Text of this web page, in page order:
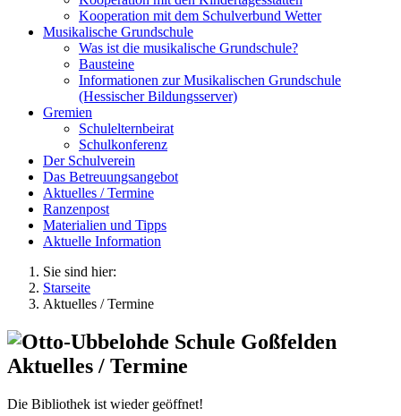
Kooperation mit dem Schulverbund Wetter
Musikalische Grundschule
Was ist die musikalische Grundschule?
Bausteine
Informationen zur Musikalischen Grundschule
(Hessischer Bildungsserver)
Gremien
Schulelternbeirat
Schulkonferenz
Der Schulverein
Das Betreuungsangebot
Aktuelles / Termine
Ranzenpost
Materialien und Tipps
Aktuelle Information
Sie sind hier:
Starseite
Aktuelles / Termine
Aktuelles / Termine
Die Bibliothek ist wieder geöffnet!